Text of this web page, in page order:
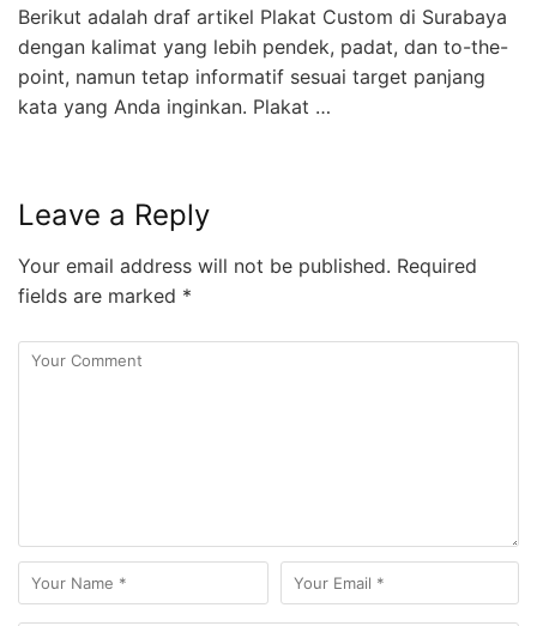
Berikut adalah draf artikel Plakat Custom di Surabaya
dengan kalimat yang lebih pendek, padat, dan to-the-
point, namun tetap informatif sesuai target panjang
kata yang Anda inginkan. Plakat …
Leave a Reply
Your email address will not be published. Required
fields are marked *